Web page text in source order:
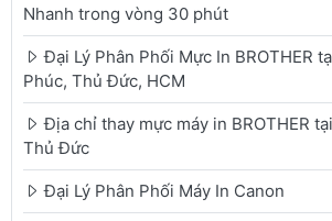
Nhanh trong vòng 30 phút
Đại Lý Phân Phối Mực In BROTHER
Phúc, Thủ Đức, HCM
Địa chỉ thay mực máy in BROTHER
Thủ Đức
Đại Lý Phân Phối Máy In Canon